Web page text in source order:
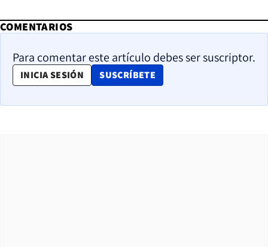
COMENTARIOS
Para comentar este artículo debes ser suscriptor.
INICIA SESIÓN SUSCRÍBETE
OPENS IN NEW WINDOW